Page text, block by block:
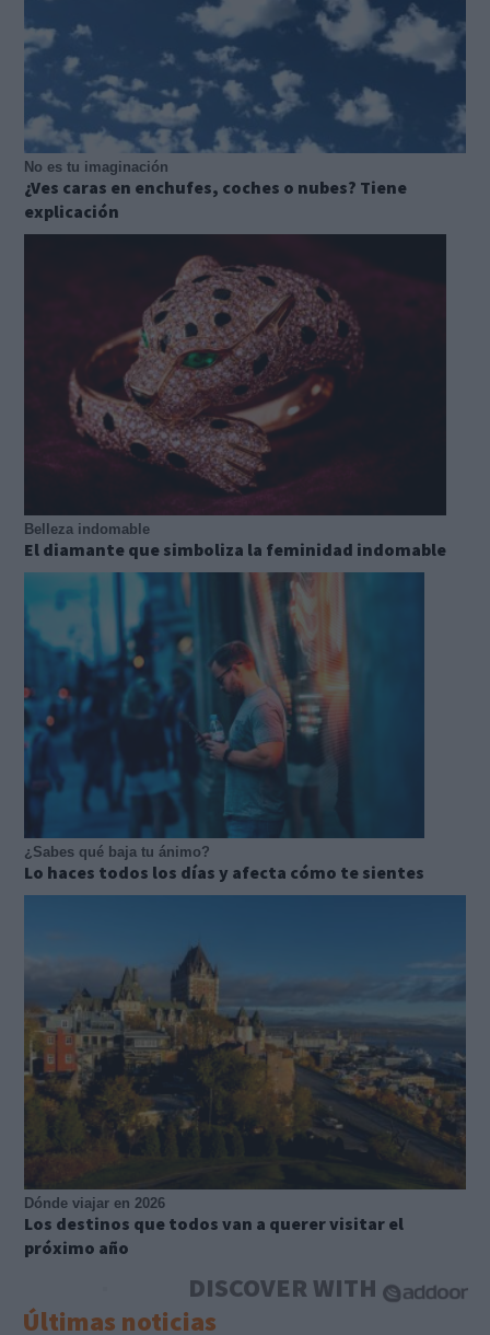
No es tu imaginación
¿Ves caras en enchufes, coches o nubes? Tiene
explicación
Belleza indomable
El diamante que simboliza la feminidad indomable
¿Sabes qué baja tu ánimo?
Lo haces todos los días y afecta cómo te sientes
Dónde viajar en 2026
Los destinos que todos van a querer visitar el
próximo año
DISCOVER WITH
Últimas noticias